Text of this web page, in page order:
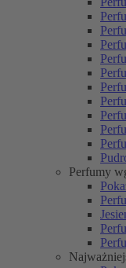
Perfumy